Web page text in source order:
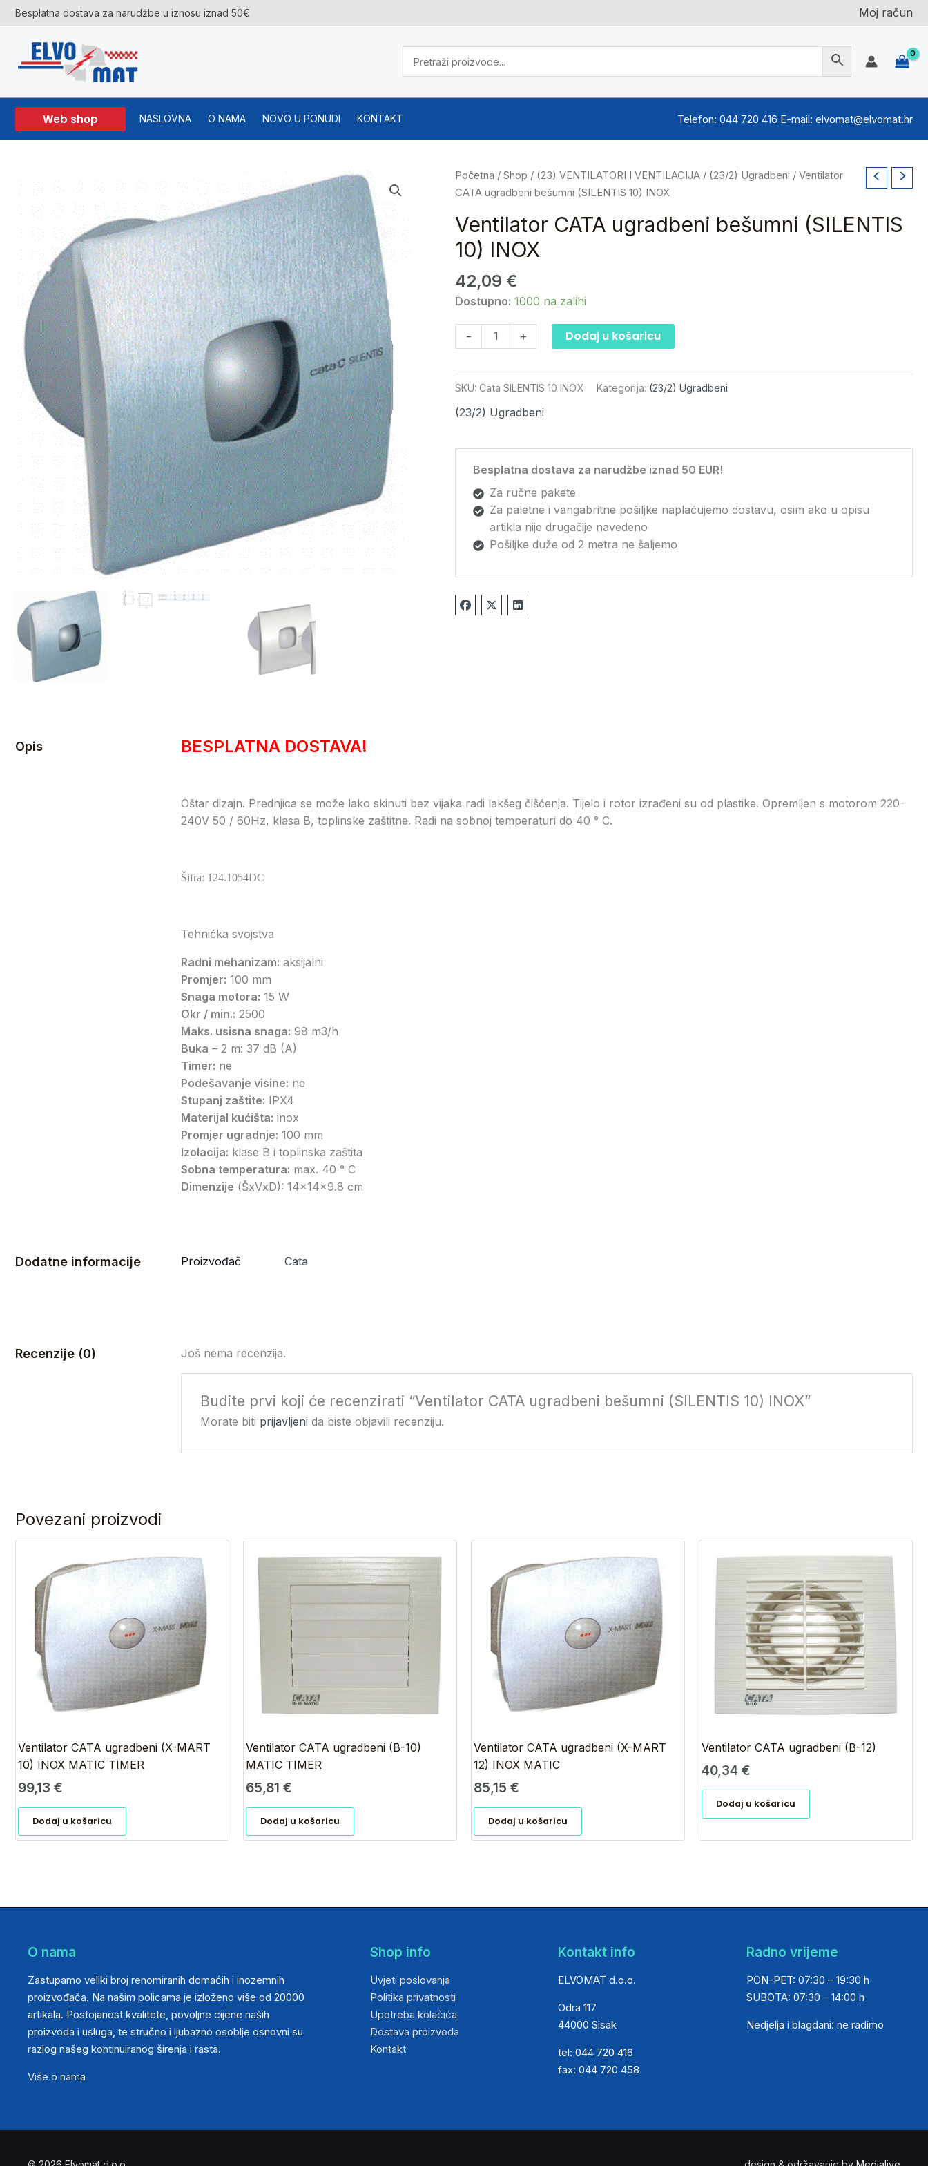
Skip
to
content
Besplatna dostava za narudžbe u iznosu iznad 50€ Moj račun
Web shop NASLOVNA O NAMA NOVO U PONUDI KONTAKT Telefon: 044 720 416 E-mail: elvomat@elvomat.hr
Početna / Shop / (23) VENTILATORI I VENTILACIJA / (23/2) Ugradbeni / Ventilator
CATA ugradbeni bešumni (SILENTIS 10) INOX
Ventilator CATA ugradbeni bešumni (SILENTIS
10) INOX
42,09 €
Dostupno: 1000 na zalihi
-
Ventilator
CATA
bešumni
(SILENTIS
10)
INOX
količina
+ Dodaj u košaricu
SKU: Cata SILENTIS 10 INOX Kategorija: (23/2) Ugradbeni
(23/2) Ugradbeni
Besplatna dostava za narudžbe iznad 50 EUR!
Za ručne pakete
Za paletne i vangabritne pošiljke naplaćujemo dostavu, osim ako u opisu
artikla nije drugačije navedeno
Pošiljke duže od 2 metra ne šaljemo
Opis BESPLATNA DOSTAVA!
Oštar dizajn. Prednjica se može lako skinuti bez vijaka radi lakšeg čišćenja. Tijelo i rotor izrađeni su od plastike. Opremljen s motorom 220-
240V 50 / 60Hz, klasa B, toplinske zaštitne. Radi na sobnoj temperaturi do 40 ° C.
Šifra: 124.1054DC
Tehnička svojstva
Radni mehanizam: aksijalni
Promjer: 100 mm
Snaga motora: 15 W
Okr / min.: 2500
Maks. usisna snaga: 98 m3/h
Buka – 2 m: 37 dB (A)
Timer: ne
Podešavanje visine: ne
Stupanj zaštite: IPX4
Materijal kućišta: inox
Promjer ugradnje: 100 mm
Izolacija: klase B i toplinska zaštita
Sobna temperatura: max. 40 ° C
Dimenzije (ŠxVxD): 14x14x9.8 cm
Dodatne informacije Proizvođač Cata
Recenzije (0) Još nema recenzija.
Budite prvi koji će recenzirati “Ventilator CATA ugradbeni bešumni (SILENTIS 10) INOX”
Morate biti prijavljeni da biste objavili recenziju.
Povezani proizvodi
Ventilator CATA ugradbeni (X-MART
10) INOX MATIC TIMER
99,13€
Dodaj u košaricu
Ventilator CATA ugradbeni (B-10)
MATIC TIMER
65,81€
Dodaj u košaricu
Ventilator CATA ugradbeni (X-MART
12) INOX MATIC
85,15€
Dodaj u košaricu
Ventilator CATA ugradbeni (B-12)
40,34€
Dodaj u košaricu
O nama
Zastupamo veliki broj renomiranih domaćih i inozemnih
proizvođača. Na našim policama je izloženo više od 20000
artikala. Postojanost kvalitete, povoljne cijene naših
proizvoda i usluga, te stručno i ljubazno osoblje osnovni su
razlog našeg kontinuiranog širenja i rasta.
Više o nama
Shop info
Uvjeti poslovanja
Politika privatnosti
Upotreba kolačića
Dostava proizvoda
Kontakt
Kontakt info
ELVOMAT d.o.o.
Odra 117
44000 Sisak
tel: 044 720 416
fax: 044 720 458
Radno vrijeme
PON-PET: 07:30 – 19:30 h
SUBOTA: 07:30 – 14:00 h
Nedjelja i blagdani: ne radimo